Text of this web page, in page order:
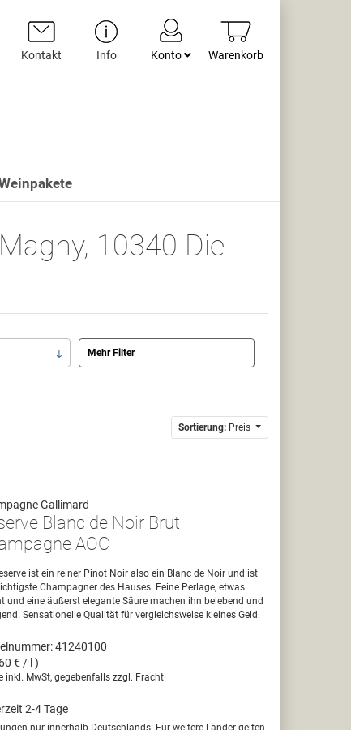
Warenkorb
Konto
Info
Kontakt
10340 Die
Mehr Filter
Sortierung: Preis
Gallimard
Blanc de Noir Brut
AOC
ist ein reiner Pinot Noir also ein Blanc de Noir und ist
Champagner des Hauses. Feine Perlage, etwas
und eine äußerst elegante Säure machen ihn belebend und
Sensationelle Qualität für vergleichsweise kleines Geld.
41240100
€ / l )
inkl. MwSt, gegebenfalls zzgl. Fracht
2-4 Tage
nur innerhalb Deutschlands. Für weitere Länder gelten